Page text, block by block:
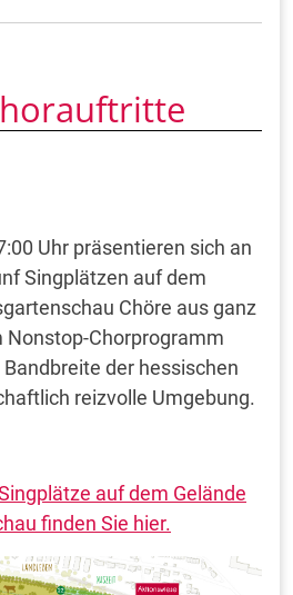
Uhr präsentieren sich an
Singplätzen auf dem
Chöre aus ganz
Nonstop-Chorprogramm
der hessischen
reizvolle Umgebung.
auf dem Gelände
finden Sie hier.